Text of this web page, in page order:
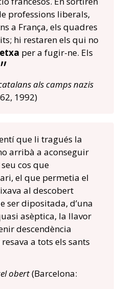
professions liberals,
a França, els quadres
hi restaren els qui no
per a fugir-ne. Els
als camps nazis
1992)
que li tragués la
arribà a aconseguir
cos que
el que permetia el
al descobert
ser dipositada, d’una
asèptica, la llavor
descendència
a tots els sants
obert(Barcelona: